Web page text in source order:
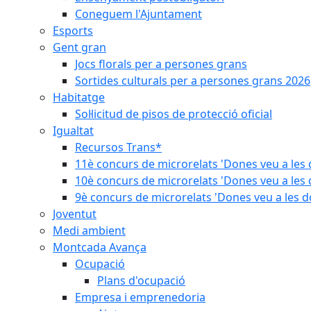
Coneguem l'Ajuntament
Esports
Gent gran
Jocs florals per a persones grans
Sortides culturals per a persones grans 2026
Habitatge
Sol·licitud de pisos de protecció oficial
Igualtat
Recursos Trans*
11è concurs de microrelats 'Dones veu a les
10è concurs de microrelats 'Dones veu a les
9è concurs de microrelats 'Dones veu a les
Joventut
Medi ambient
Montcada Avança
Ocupació
Plans d'ocupació
Empresa i emprenedoria